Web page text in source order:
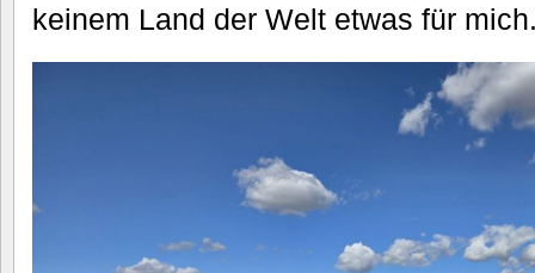
keinem Land der Welt etwas für